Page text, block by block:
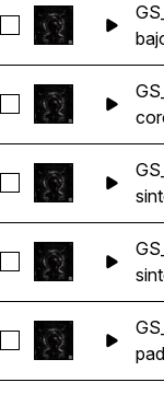
Seleccionar
Seleccionar
Seleccionar
Seleccionar
Seleccionar
pad